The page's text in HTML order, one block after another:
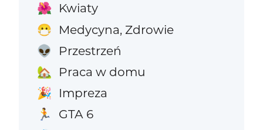
🌺 Kwiaty
😷 Medycyna, Zdrowie
👽 Przestrzeń
🏡 Praca w domu
🎉 Impreza
🏃 GTA 6